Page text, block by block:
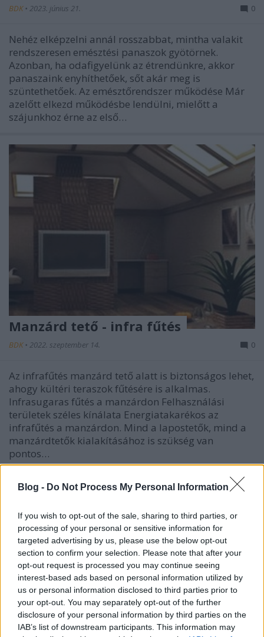
Blog - Do Not Process My Personal Information
If you wish to opt-out of the sale, sharing to third parties, or
processing of your personal or sensitive information for
targeted advertising by us, please use the below opt-out
section to confirm your selection. Please note that after your
opt-out request is processed you may continue seeing
interest-based ads based on personal information utilized by
us or personal information disclosed to third parties prior to
your opt-out. You may separately opt-out of the further
disclosure of your personal information by third parties on the
IAB’s list of downstream participants. This information may
BDK • 2023. június 21. 0
Nehéz elképzelni annál rosszabbat, mintha valakit
rendszeresen emésztési panaszok gyötörnek.
Azonban, ha odafigyelünk az étrendünkre, akkor
panaszaink enyhíthetőek, sőt akár meg is
szüntethetőek. Az emésztőrendszer működése Már
azelőtt elkezd működésbe lendülni, mielőtt a
szájunkhoz érne az első…
Manzárd tető - infra fűtés
BDK • 2022. szeptember 14. 0
Az infrafűtés manzárd tető alatt is biztonságos lehet,
ahogy kültéri teraszok fűtésére is alkalmas.
Infrasugaras fűtés a manzárdon Felhasználási
területek széles kínálata Energiatakarékos az
infrafűtés a manzárdon. Mind a lapostetők, mind a
manzárdtetők kialakításához is szükség van
pontos…